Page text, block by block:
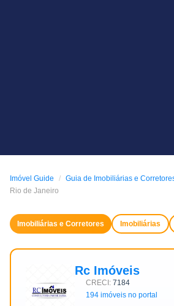
Imóvel Guide Guia de Imobiliárias e
Rio de Janeiro
Imobiliárias e Corretores Imobiliárias
Rc Imóveis
CRECI: 7184
194 imóveis no portal